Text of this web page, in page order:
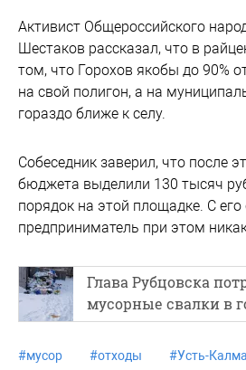
Активист Общероссийского
Шестаков рассказал, что в
том, что Горохов якобы до 90%
на свой полигон, а на
гораздо ближе к селу.
Собеседник заверил, что после
бюджета выделили 130 тысяч
порядок на этой площадке. С его
предприниматель при этом
Глава Рубцовска
мусорные свалки в
#мусор #отходы #Усть-